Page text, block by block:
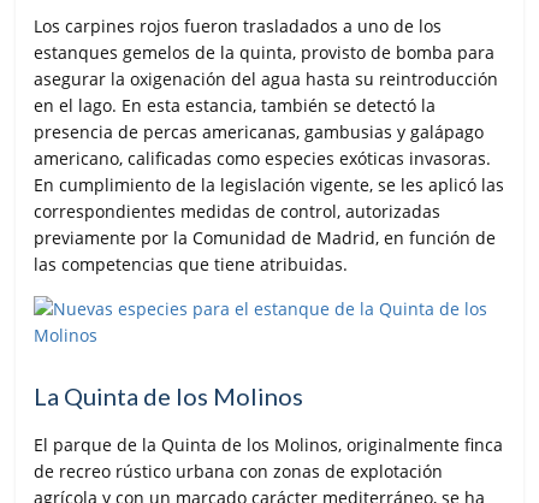
Los carpines rojos fueron trasladados a uno de los
estanques gemelos de la quinta, provisto de bomba para
asegurar la oxigenación del agua hasta su reintroducción
en el lago. En esta estancia, también se detectó la
presencia de percas americanas, gambusias y galápago
americano, calificadas como especies exóticas invasoras.
En cumplimiento de la legislación vigente, se les aplicó las
correspondientes medidas de control, autorizadas
previamente por la Comunidad de Madrid, en función de
las competencias que tiene atribuidas.
La Quinta de los Molinos
El parque de la Quinta de los Molinos, originalmente finca
de recreo rústico urbana con zonas de explotación
agrícola y con un marcado carácter mediterráneo, se ha